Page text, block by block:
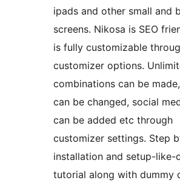
ipads and other small and
screens. Nikosa is SEO
is fully customizable
customizer options.
combinations can be
can be changed, social
can be added etc through
customizer settings. Step
installation and setup-like-
tutorial along with dummy